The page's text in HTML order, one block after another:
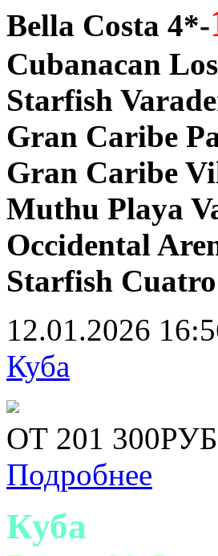
Bella Costa 4*-
Cubanacan
Starfish
Gran Caribe
Gran Caribe
Muthu Playa
Occidental
Starfish
12.01.2026
Куба
ОТ 201
Подробнее
Куба